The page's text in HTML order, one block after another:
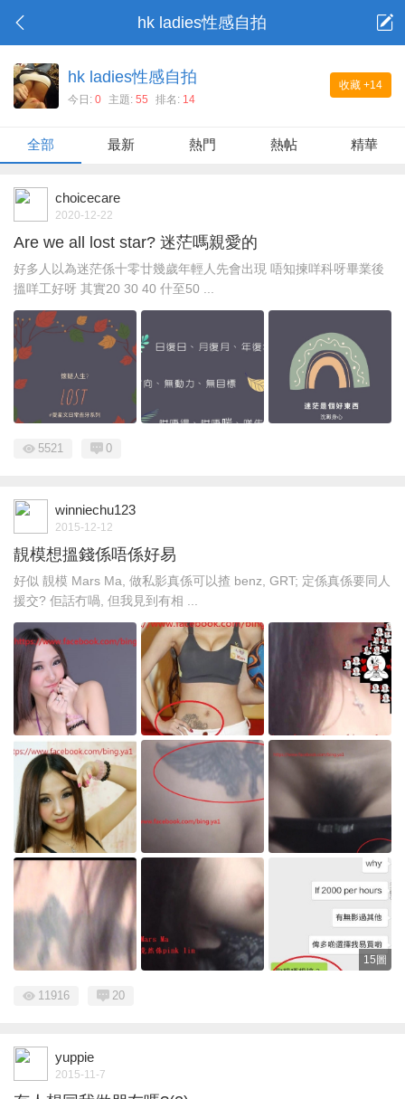
hk ladies性感自拍
收藏 +14
hk ladies性感自拍
今日: 0 主題: 55 排名: 14
全部 最新 熱門 熱帖 精華
choicecare
2020-12-22
Are we all lost star? 迷茫嗎親愛的
好多人以為迷茫係十零廿幾歲年輕人先會出現 唔知揀咩科呀畢業後
搵咩工好呀 其實20 30 40 什至50 ...
5521 0
winniechu123
2015-12-12
靚模想搵錢係唔係好易
好似 靚模 Mars Ma, 做私影真係可以揸 benz, GRT; 定係真係要同人
援交? 佢話冇喎, 但我見到有相 ...
15圖
11916 20
yuppie
2015-11-7